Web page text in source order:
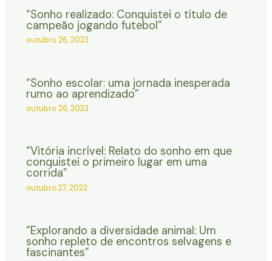
“Sonho realizado: Conquistei o título de
campeão jogando futebol”
outubro 26, 2023
“Sonho escolar: uma jornada inesperada
rumo ao aprendizado”
outubro 26, 2023
“Vitória incrível: Relato do sonho em que
conquistei o primeiro lugar em uma
corrida”
outubro 27, 2023
“Explorando a diversidade animal: Um
sonho repleto de encontros selvagens e
fascinantes”